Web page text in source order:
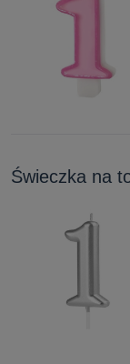
Świeczka na